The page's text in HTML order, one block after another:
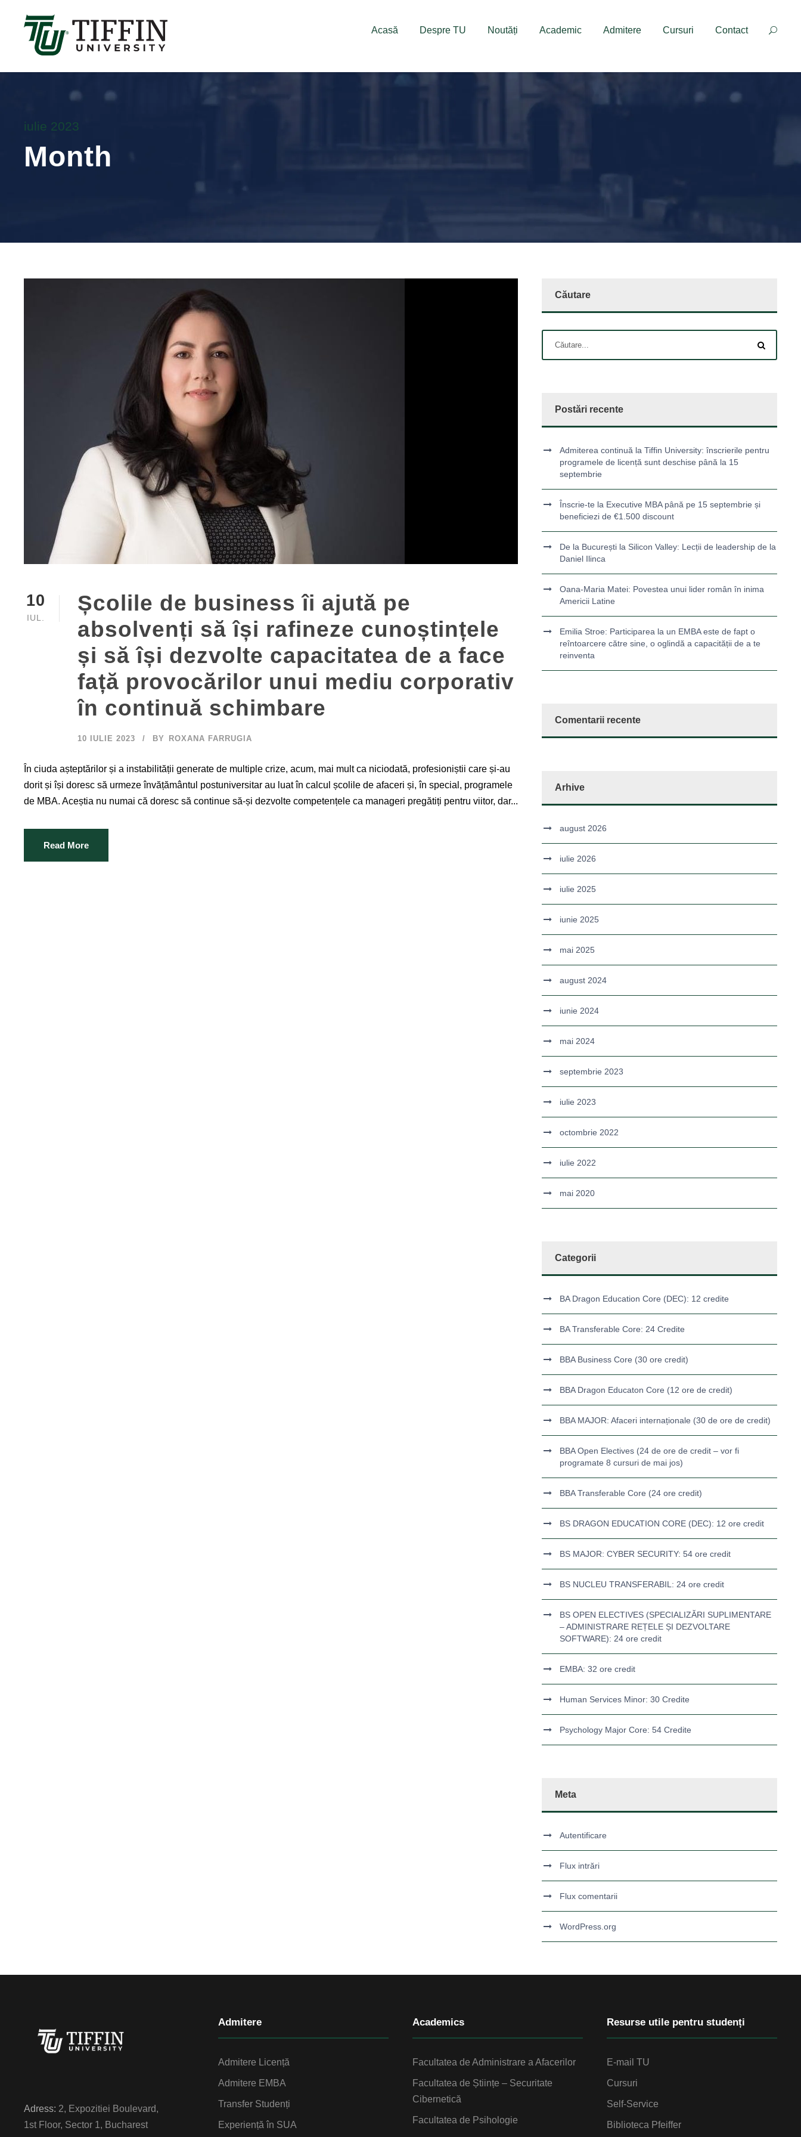
Înscrierile pentru anul universitar 2025-2026 sunt deschise!
Acasă
Despre TU Noutăți Academic Admitere Cursuri Contact
iulie 2023
Month
10
IUL.
Școlile de business îi ajută pe
absolvenți să își rafineze cunoștințele
și să își dezvolte capacitatea de a face
față provocărilor unui mediu corporativ
în continuă schimbare
10 IULIE 2023 BY ROXANA FARRUGIA
În ciuda așteptărilor și a instabilității generate de multiple crize, acum, mai mult ca niciodată, profesioniștii care și-au
dorit și își doresc să urmeze învățământul postuniversitar au luat în calcul școlile de afaceri și, în special, programele
de MBA. Aceștia nu numai că doresc să continue să-și dezvolte competențele ca manageri pregătiți pentru viitor, dar...
Read More
Căutare
Postări recente
Admiterea continuă la Tiffin University: înscrierile pentru
programele de licență sunt deschise până la 15
septembrie
Înscrie-te la Executive MBA până pe 15 septembrie și
beneficiezi de €1.500 discount
De la București la Silicon Valley: Lecții de leadership de la
Daniel Ilinca
Oana-Maria Matei: Povestea unui lider român în inima
Americii Latine
Emilia Stroe: Participarea la un EMBA este de fapt o
reîntoarcere către sine, o oglindă a capacității de a te
reinventa
Comentarii recente
Arhive
august 2026
iulie 2026
iulie 2025
iunie 2025
mai 2025
august 2024
iunie 2024
mai 2024
septembrie 2023
iulie 2023
octombrie 2022
iulie 2022
mai 2020
Categorii
BA Dragon Education Core (DEC): 12 credite
BA Transferable Core: 24 Credite
BBA Business Core (30 ore credit)
BBA Dragon Educaton Core (12 ore de credit)
BBA MAJOR: Afaceri internaționale (30 de ore de credit)
BBA Open Electives (24 de ore de credit – vor fi
programate 8 cursuri de mai jos)
BBA Transferable Core (24 ore credit)
BS DRAGON EDUCATION CORE (DEC): 12 ore credit
BS MAJOR: CYBER SECURITY: 54 ore credit
BS NUCLEU TRANSFERABIL: 24 ore credit
BS OPEN ELECTIVES (SPECIALIZĂRI SUPLIMENTARE
– ADMINISTRARE REȚELE ȘI DEZVOLTARE
SOFTWARE): 24 ore credit
EMBA: 32 ore credit
Human Services Minor: 30 Credite
Psychology Major Core: 54 Credite
Meta
Autentificare
Flux intrări
Flux comentarii
WordPress.org
Adress: 2, Expozitiei Boulevard,
1st Floor, Sector 1, Bucharest
Admitere
Admitere Licență
Admitere EMBA
Transfer Studenți
Experiență în SUA
Academics
Facultatea de Administrare a Afacerilor
Facultatea de Științe – Securitate
Cibernetică
Facultatea de Psihologie
Resurse utile pentru studenți
E-mail TU
Cursuri
Self-Service
Biblioteca Pfeiffer